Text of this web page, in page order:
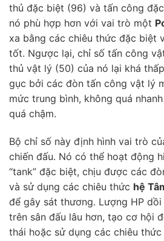
thủ đặc biệt (96) và tấn công
nó phù hợp hơn với vai trò một
xa bằng các chiêu thức đặc biệt
tốt. Ngược lại, chỉ số tấn công
thủ vật lý (50) của nó lại khá
gục bởi các đòn tấn công vật lý
mức trung bình, không quá
quá chậm.
Bộ chỉ số này định hình vai trò
chiến đấu. Nó có thể hoạt động
“tank” đặc biệt, chịu được các
và sử dụng các chiêu thức hệ
để gây sát thương. Lượng HP
trên sân đấu lâu hơn, tạo cơ hội
thái hoặc sử dụng các chiêu thức